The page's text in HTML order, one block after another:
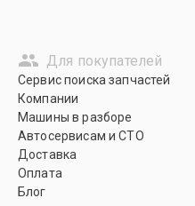
Для покупателей
Сервис поиска запчастей
Компании
Машины в разборе
Автосервисам и СТО
Доставка
Оплата
Блог